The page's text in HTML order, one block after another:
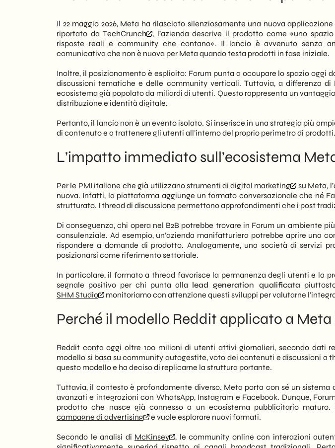
Pertanto, per le PMI italiane B2B e retail, si apre uno scenario inedito.
canale alternativo per lalead generation e l’engagement qualificato.
Facebook o Instagram, il formato a thread favorisce conversazioni
Tuttavia, la piattaforma è ancora nelle prime fasi: è opportuno
investire risorse significative.
In sintesi, noi di SHM Studioconsigliamo di osservare con attenzione
per chi opera nel B2B sono reali, soprattutto in termini di
all’interno di community settoriali. Nelle prossime settimane
crescita di Forum e sulle strategie più efficaci per le aziende italiane.
Il 22 maggio 2026, Meta ha rilasciato silenziosamente una nuova
riportato da TechCrunch
, l’azienda descrive il prodotto come «uno
risposte reali e community che contano». Il lancio è avvenuto senza
comunicativa che non è nuova per Meta quando testa prodotti in fase iniziale.
Inoltre, il posizionamento è esplicito: Forum punta a occupare lo spazio oggi
discussioni tematiche e delle community verticali. Tuttavia, a differenza di
ecosistema già popolato da miliardi di utenti. Questo rappresenta un
distribuzione e identità digitale.
Pertanto, il lancio non è un evento isolato. Si inserisce in una strategia più
di contenuto e a trattenere gli utenti all’interno del proprio perimetro di prodotti.
L’impatto immediato sull’ecosistema
Per le PMI italiane che già utilizzanostrumenti di digital marketing
su Meta,
nuova. Infatti, la piattaforma aggiunge un formato conversazionale che né
strutturato. I thread di discussione permettono approfondimenti che i post
Di conseguenza, chi opera nel B2B potrebbe trovare in Forum un ambiente
consulenziale. Ad esempio, un’azienda manifatturiera potrebbe aprire una
rispondere a domande di prodotto. Analogamente, una società di servizi
posizionarsi come riferimento settoriale.
In particolare, il formato a thread favorisce la permanenza degli utenti e la
segnale positivo per chi punta alla lead generation qualificata
SHM Studio
monitoriamo con attenzione questi sviluppi per valutarne
Perché il modello Reddit applicato a
Reddit conta oggi oltre 100 milioni di utenti attivi giornalieri, secondo dati
modello si basa su community autogestite, voto dei contenuti e discussioni a
questo modello e ha deciso di replicarne la struttura portante.
Tuttavia, il contesto è profondamente diverso. Meta porta con sé un
avanzati e integrazioni con WhatsApp, Instagram e Facebook. Dunque,
prodotto che nasce già connesso a un ecosistema pubblicitario
campagne di advertising
e vuole esplorare nuovi formati.
Secondo le analisi di McKinsey
, le community online con interazioni